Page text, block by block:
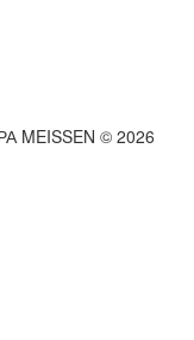
© 2026